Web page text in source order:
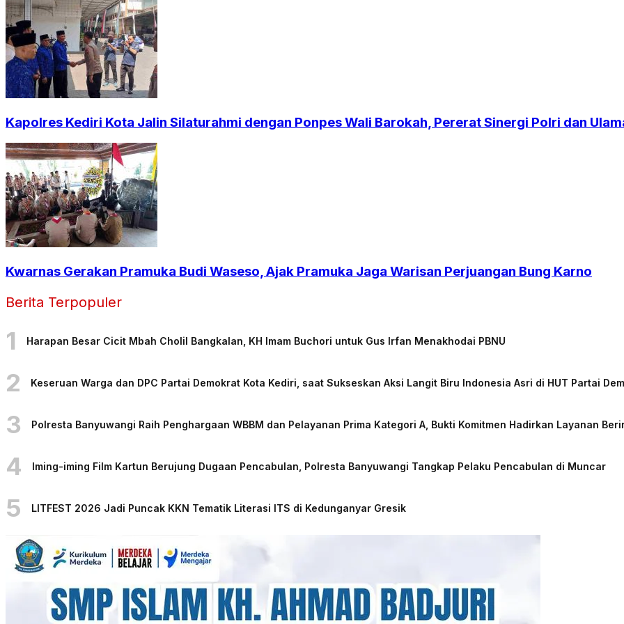
Kapolres Kediri Kota Jalin Silaturahmi dengan Ponpes Wali Barokah, Pererat Sinergi Polri dan
Kwarnas Gerakan Pramuka Budi Waseso, Ajak Pramuka Jaga Warisan Perjuangan Bung Karno
Berita Terpopuler
1 Harapan Besar Cicit Mbah Cholil Bangkalan, KH Imam Buchori untuk Gus Irfan Menakhodai PBNU
2 Keseruan Warga dan DPC Partai Demokrat Kota Kediri, saat Sukseskan Aksi Langit Biru Indonesia Asri di HUT Partai
3 Polresta Banyuwangi Raih Penghargaan WBBM dan Pelayanan Prima Kategori A, Bukti Komitmen Hadirkan Layanan
4 Iming-iming Film Kartun Berujung Dugaan Pencabulan, Polresta Banyuwangi Tangkap Pelaku Pencabulan di Muncar
5 LITFEST 2026 Jadi Puncak KKN Tematik Literasi ITS di Kedunganyar Gresik